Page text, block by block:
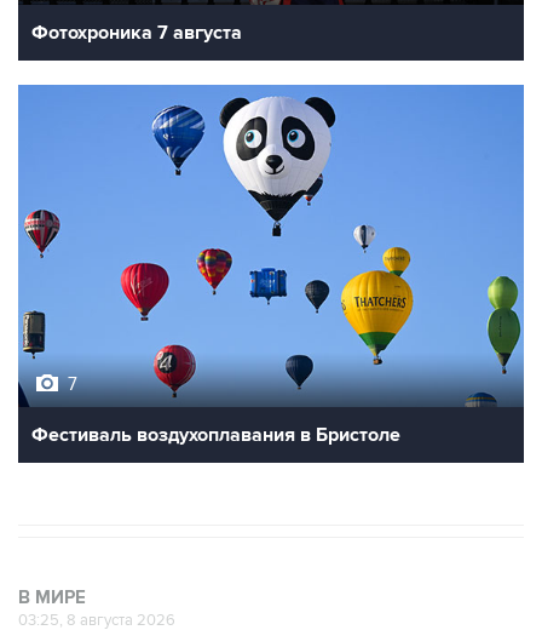
Фотохроника 7 августа
7
Фестиваль воздухоплавания в Бристоле
В МИРЕ
03:25, 8 августа 2026